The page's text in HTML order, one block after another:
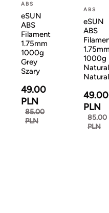
ABS
eSUN
ABS
Filament
1.75mm
1000g
Grey
Szary
49.00
PLN
85.00
PLN
ABS
eSUN
ABS
1000g
Natural
49.00
PLN
85.00
PLN